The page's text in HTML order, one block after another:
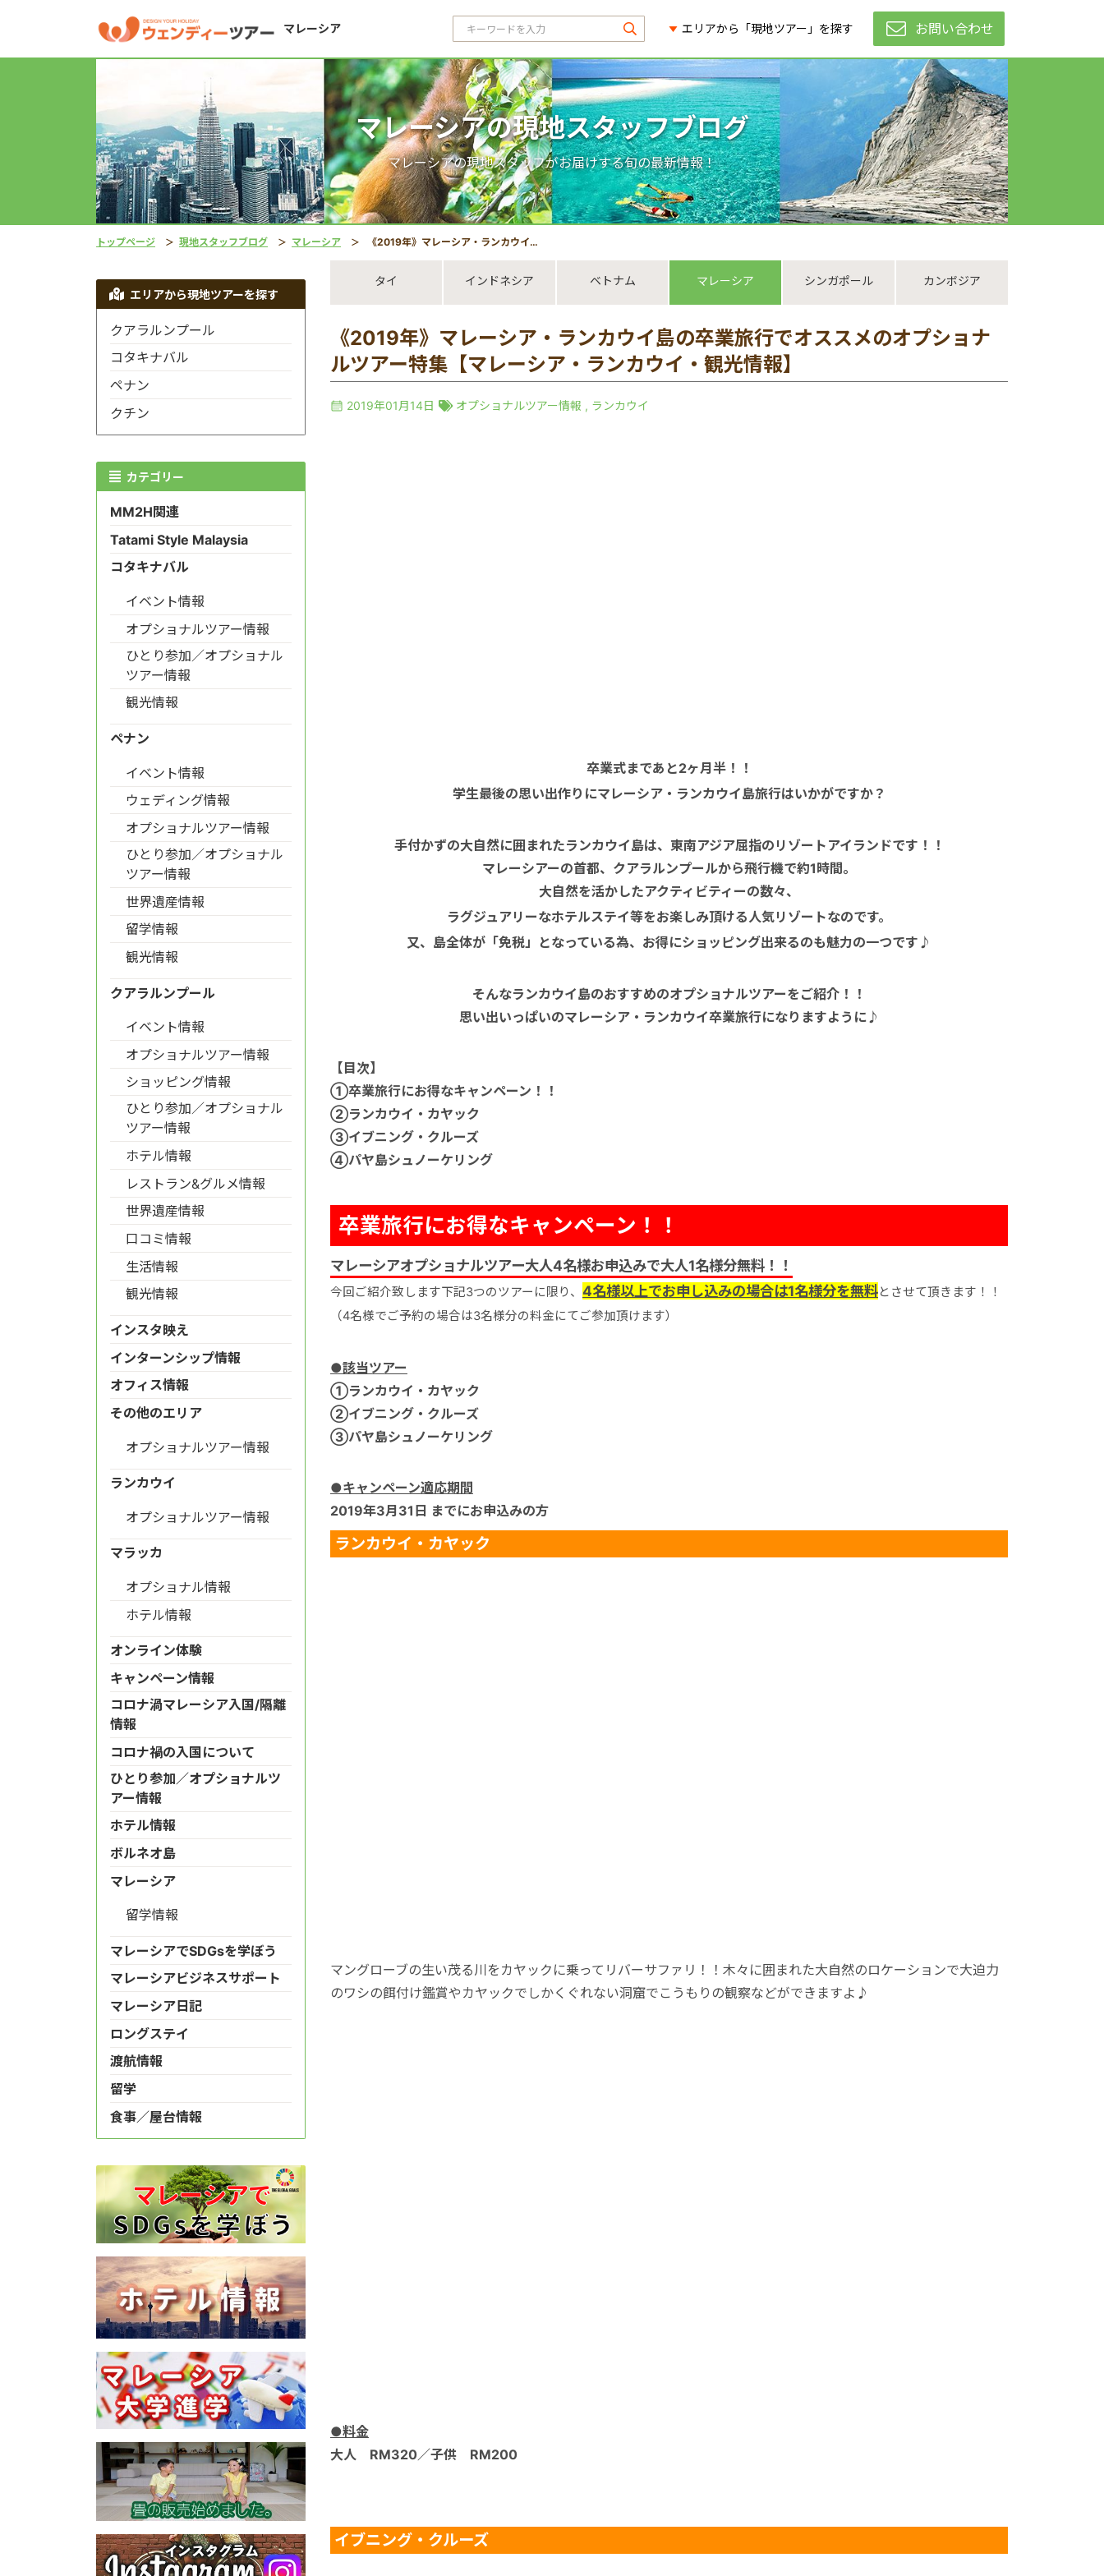
マレーシア エリアから「現地ツアー」を探す お問い合わせ
マレーシアの現地スタッフブログ
マレーシアの現地スタッフがお届けする旬の最新情報！
トップページ 現地スタッフブログ マレーシア 《2019年》マレーシア・ランカウイ島の卒業旅行でオススメのオプショナルツアー特集【マレーシア・ランカウイ・観光情報】
タイ インドネシア ベトナム マレーシア シンガポール カンボジア
《2019年》マレーシア・ランカウイ島の卒業旅行でオススメのオプショナ
ルツアー特集【マレーシア・ランカウイ・観光情報】
2019年01月14日 オプショナルツアー情報 , ランカウイ
卒業式まであと2ヶ月半！！
学生最後の思い出作りにマレーシア・ランカウイ島旅行はいかがですか？
手付かずの大自然に囲まれたランカウイ島は、東南アジア屈指のリゾートアイランドです！！
マレーシアーの首都、クアラルンプールから飛行機で約1時間。
大自然を活かしたアクティビティーの数々、
ラグジュアリーなホテルステイ等をお楽しみ頂ける人気リゾートなのです。
又、島全体が「免税」となっている為、お得にショッピング出来るのも魅力の一つです♪
そんなランカウイ島のおすすめのオプショナルツアーをご紹介！！
思い出いっぱいのマレーシア・ランカウイ卒業旅行になりますように♪
【目次】
①卒業旅行にお得なキャンペーン！！
②ランカウイ・カヤック
③イブニング・クルーズ
④パヤ島シュノーケリング
卒業旅行にお得なキャンペーン！！
マレーシアオプショナルツアー大人4名様お申込みで大人1名様分無料！！
今回ご紹介致します下記3つのツアーに限り、 4名様以上でお申し込みの場合は1名様分を無料とさせて頂きます！！
（4名様でご予約の場合は3名様分の料金にてご参加頂けます）
●該当ツアー
①ランカウイ・カヤック
②イブニング・クルーズ
③パヤ島シュノーケリング
●キャンペーン適応期間
2019年3月31日 までにお申込みの方
ランカウイ・カヤック
マングローブの生い茂る川をカヤックに乗ってリバーサファリ！！木々に囲まれた大自然のロケーションで大迫力
のワシの餌付け鑑賞やカヤックでしかくぐれない洞窟でこうもりの観察などができますよ♪
●料金
大人 RM320／子供 RM200
イブニング・クルーズ
エリアから現地ツアーを探す
クアラルンプール
コタキナバル
ペナン
クチン
カテゴリー
MM2H関連
Tatami Style Malaysia
コタキナバル
イベント情報
オプショナルツアー情報
ひとり参加／オプショナル
ツアー情報
観光情報
ペナン
イベント情報
ウェディング情報
オプショナルツアー情報
ひとり参加／オプショナル
ツアー情報
世界遺産情報
留学情報
観光情報
クアラルンプール
イベント情報
オプショナルツアー情報
ショッピング情報
ひとり参加／オプショナル
ツアー情報
ホテル情報
レストラン&グルメ情報
世界遺産情報
口コミ情報
生活情報
観光情報
インスタ映え
インターンシップ情報
オフィス情報
その他のエリア
オプショナルツアー情報
ランカウイ
オプショナルツアー情報
マラッカ
オプショナル情報
ホテル情報
オンライン体験
キャンペーン情報
コロナ渦マレーシア入国/隔離
情報
コロナ禍の入国について
ひとり参加／オプショナルツ
アー情報
ホテル情報
ボルネオ島
マレーシア
留学情報
マレーシアでSDGsを学ぼう
マレーシアビジネスサポート
マレーシア日記
ロングステイ
渡航情報
留学
食事／屋台情報